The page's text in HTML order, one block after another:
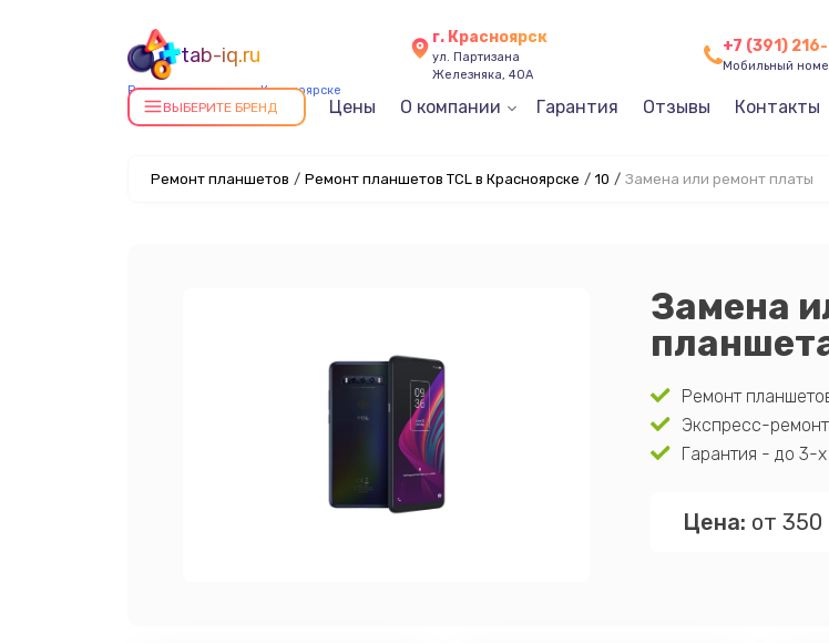
tab-iq.ru
Ремонт планшетов в Красноярске
г. Красноярск
ул. Партизана
Железняка, 40А
+7 (391)
Мобильный
ВЫБЕРИТЕ БРЕНД Цены О компании Гарантия Отзывы Контакты
Ремонт планшетов / Ремонт планшетов TCL в Красноярске / 10 / Замена или ремонт платы
Замена
Ремонт
Экспресс-
Гарантия - до 3-х
Цена: от 350